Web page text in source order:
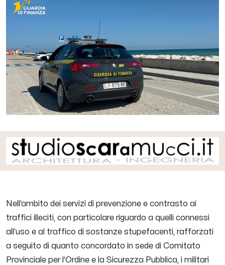
Nell’ambito dei servizi di prevenzione e contrasto ai
traffici illeciti, con particolare riguardo a quelli connessi
all’uso e al traffico di sostanze stupefacenti, rafforzati
a seguito di quanto concordato in sede di Comitato
Provinciale per l’Ordine e la Sicurezza Pubblica, i militari